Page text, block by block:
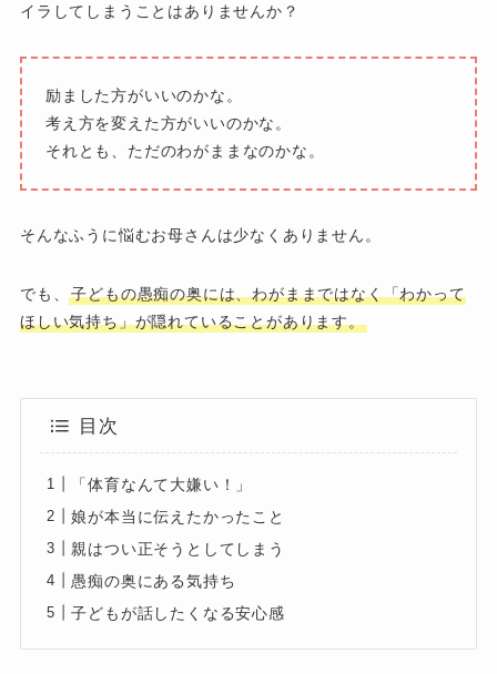
イラしてしまうことはありませんか？
励ました方がいいのかな。
考え方を変えた方がいいのかな。
それとも、ただのわがままなのかな。
そんなふうに悩むお母さんは少なくありません。
でも、子どもの愚痴の奥には、わがままではなく「わかって
ほしい気持ち」が隠れていることがあります。
目次
「体育なんて大嫌い！」
娘が本当に伝えたかったこと
親はつい正そうとしてしまう
愚痴の奥にある気持ち
子どもが話したくなる安心感